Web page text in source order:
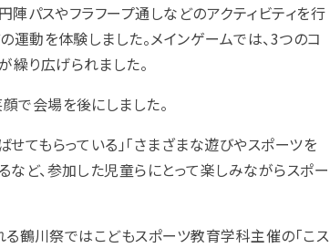
パスやフラフープ通しなどのアクティビティを行
運動を体験しました。メインゲームでは、3つのコ
り広げられました。
で会場を後にしました。
てもらっている」「さまざまな遊びやスポーツを
ど、参加した児童らにとって楽しみながらスポー
鶴川祭ではこどもスポーツ教育学科主催の「こス